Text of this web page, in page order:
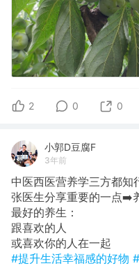
2 0 0
小郭D豆腐F
3年前
中医西医营养学三方都知
张医生分享重要的一点➡️
最好的养生：
跟喜欢的人
或喜欢你的人在一起
#提升生活幸福感的好物